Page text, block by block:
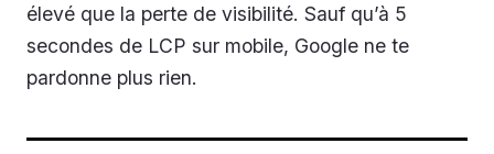
élevé que la perte de visibilité. Sauf qu’à 5
secondes de LCP sur mobile, Google ne te
pardonne plus rien.